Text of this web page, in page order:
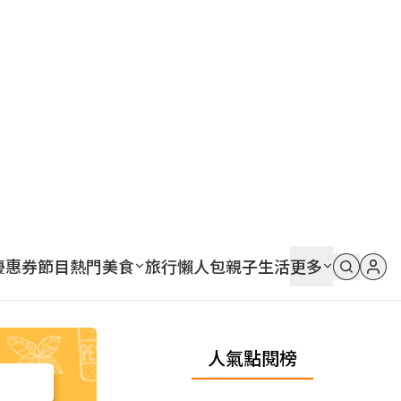
惠券節目熱門美食 旅行懶人包親子生活更多
人氣點閱榜